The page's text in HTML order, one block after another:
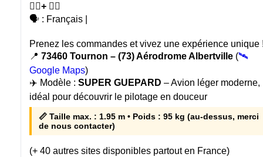
🙍‍♂️+ 🧑‍✈️
🗣️ : Français |
Prenez les commandes et vivez une expérience unique
📍 73460 Tournon – (73) Aérodrome Albertville (🛰️
Google Maps)
✈️ Modèle : SUPER GUEPARD – Avion léger moderne,
idéal pour découvrir le pilotage en douceur
📏 Taille max. : 1.95 m • Poids : 95 kg (au-dessus, merci
de nous contacter)
(+ 40 autres sites disponibles partout en France)